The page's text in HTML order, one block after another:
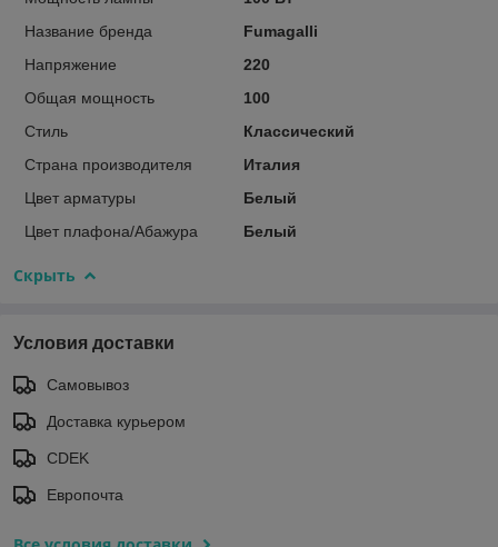
Название бренда
Fumagalli
Напряжение
220
Общая мощность
100
Стиль
Классический
Страна производителя
Италия
Цвет арматуры
Белый
Цвет плафона/Абажура
Белый
Скрыть
Условия доставки
Самовывоз
Доставка курьером
CDEK
Европочта